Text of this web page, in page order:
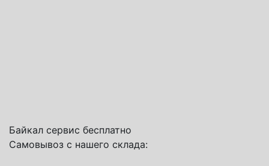
Байкал сервис бесплатно
Самовывоз с нашего склада: